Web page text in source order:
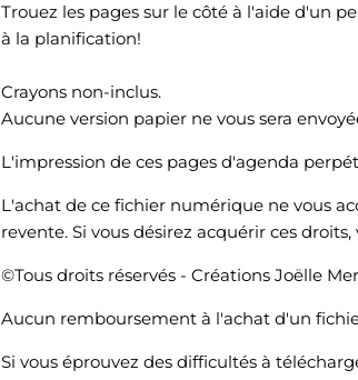
Trouez les pages sur le côté à l'aide d'un
à la planification!
Crayons non-inclus.
Aucune version papier ne vous sera
L'impression de ces pages d'agenda
L'achat de ce fichier numérique ne vous
revente. Si vous désirez acquérir ces
©Tous droits réservés - Créations Joëlle
Aucun remboursement à l'achat d'un
Si vous éprouvez des difficultés à